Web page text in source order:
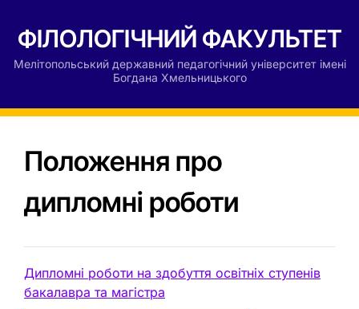
ФІЛОЛОГІЧНИЙ ФАКУЛЬТЕТ
Мелітопольський державний педагогічний університет імені
Богдана Хмельницького
Положення про
дипломні роботи
Дипломні роботи на здобуття освітніх ступенів
бакалавра та магістра